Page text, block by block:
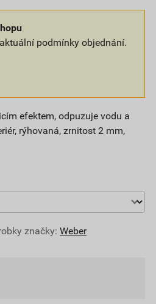
podmínky objednání.
efektem, odpuzuje vodu a
rýhovaná, zrnitost 2 mm,
značky: Weber